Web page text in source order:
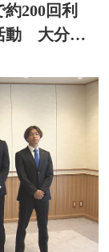
200回利
動 大分か